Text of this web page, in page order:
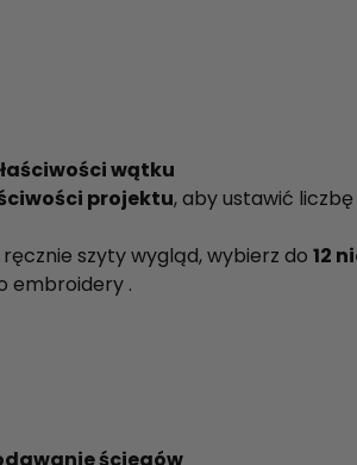
wątku
projektu, aby ustawić liczbę
szyty wygląd, wybierz do 12
embroidery .